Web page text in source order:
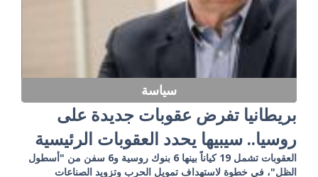
سياسة
بريطانيا تفرض عقوبات جديدة على
روسيا.. سيبيها يحدد العقوبات الرئيسية
العقوبات تشمل 19 كياناً بينها 6 بنوك روسية و6 سفن من "أسطول
الظل"، في خطوة لاستهداف تمويل الحرب وتزويد الصناعات